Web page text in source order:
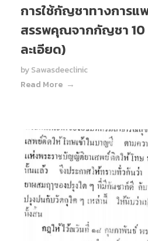
การใช้กัญชาทางการแ
สรรพคุณจากกัญชา 10
ละเอียด)
bySawasdeeclinic
Read More